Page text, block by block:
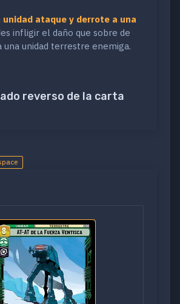
unidad ataque y derrote a una
infligir el daño que sobre de
una unidad terrestre enemiga.
reverso de la carta